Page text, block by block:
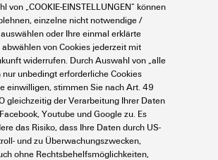
von „COOKIE-EINSTELLUNGEN“ können
einzelne nicht notwendige /
oder Ihre einmal erklärte
von Cookies jederzeit mit
widerrufen. Durch Auswahl von „alle
unbedingt erforderliche Cookies
einwilligen, stimmen Sie nach Art. 49
gleichzeitig der Verarbeitung Ihrer Daten
Youtube und Google zu. Es
das Risiko, dass Ihre Daten durch US-
und zu Überwachungszwecken,
ohne Rechtsbehelfsmöglichkeiten,